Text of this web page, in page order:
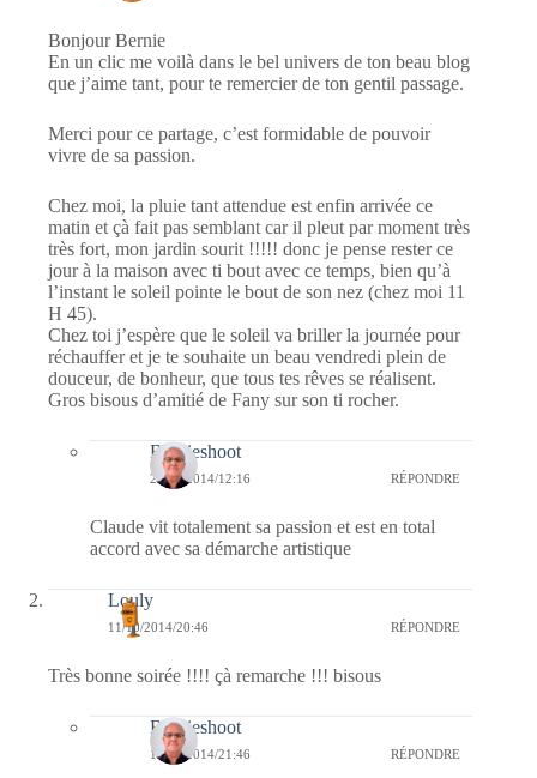
Bonjour Bernie
En un clic me voilà dans le bel univers de ton beau blog
que j’aime tant, pour te remercier de ton gentil passage.
Merci pour ce partage, c’est formidable de pouvoir
vivre de sa passion.
Chez moi, la pluie tant attendue est enfin arrivée ce
matin et çà fait pas semblant car il pleut par moment très
très fort, mon jardin sourit !!!!! donc je pense rester ce
jour à la maison avec ti bout avec ce temps, bien qu’à
l’instant le soleil pointe le bout de son nez (chez moi 11
H 45).
Chez toi j’espère que le soleil va briller la journée pour
réchauffer et je te souhaite un beau vendredi plein de
douceur, de bonheur, que tous tes rêves se réalisent.
Gros bisous d’amitié de Fany sur son ti rocher.
Bernieshoot
24/10/2014/12:16 RÉPONDRE
Claude vit totalement sa passion et est en total
accord avec sa démarche artistique
Louly
11/10/2014/20:46 RÉPONDRE
Très bonne soirée !!!! çà remarche !!! bisous
Bernieshoot
11/10/2014/21:46 RÉPONDRE